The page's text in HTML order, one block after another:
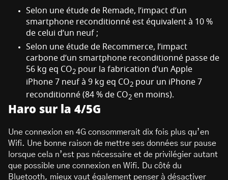
Selon une étude de Remade, l’impact d’un
smartphone reconditionné est équivalent à 10 %
de celui d’un neuf ;
Selon une étude de Recommerce, l’impact
carbone d’un smartphone reconditionné passe de
56 kg eq CO2 pour la fabrication d’un Apple
iPhone 7 neuf à 9 kg eq CO2 pour un iPhone 7
reconditionné (84 % de CO2 en moins).
Haro sur la 4/5G
Une connexion en 4G consommerait dix fois plus qu’en
Wifi. Une bonne raison de mettre ses données sur pause
lorsque cela n’est pas nécessaire et de privilégier autant
que possible une connexion en Wifi. Du côté du
Bluetooth, mieux vaut également penser à désactiver